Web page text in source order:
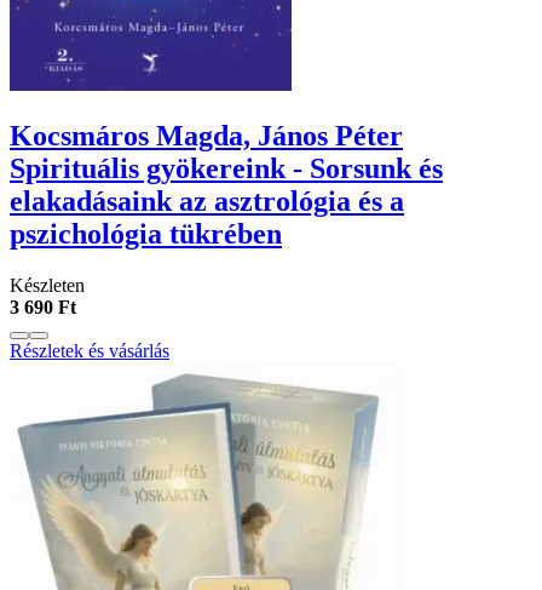
Kocsmáros Magda, János Péter
Spirituális gyökereink - Sorsunk és
elakadásaink az asztrológia és a
pszichológia tükrében
Készleten
3 690 Ft
Részletek és vásárlás